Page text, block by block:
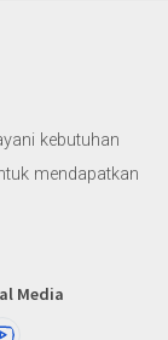
kebutuhan
mendapatkan
Media